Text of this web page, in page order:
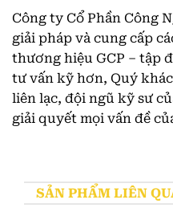
Công ty Cổ Phần Công
giải pháp và cung cấp
thương hiệu GCP – tập
tư vấn kỹ hơn, Quý
liên lạc, đội ngũ kỹ sư
giải quyết mọi vấn đề
SẢN PHẨM LIÊN